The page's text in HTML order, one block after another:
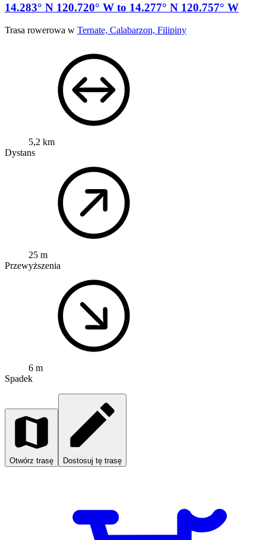
14.283° N 120.720° W to 14.277° N 120.757° W
Trasa rowerowa w Ternate, Calabarzon, Filipiny
5,2 km
Dystans
25 m
Przewyższenia
6 m
Spadek
Otwórz trasę Dostosuj tę trasę